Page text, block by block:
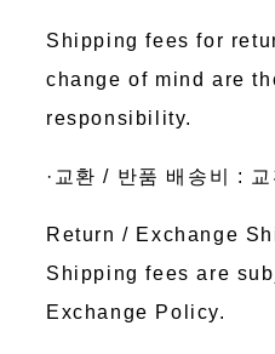
Shipping fees for
change of mind are
responsibility.
·교환 / 반품 배송비 :
Return / Exchange
Shipping fees are
Exchange Policy.